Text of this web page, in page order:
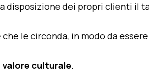
disposizione dei propri clienti il
le circonda, in modo da
culturale.